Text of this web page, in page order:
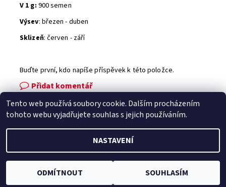
V 1 g: 900 semen
Výsev: březen - duben
Sklizeň: červen - září
Buďte první, kdo napíše příspěvek k této položce.
Přidat komentář
Facebook | Heureka.cz | Zboží.cz
2026 © Zahradní technika VOLEJNÍK, všechna práva vyhrazena
Tento web používá soubory cookie. Dalším procházením
tohoto webu vyjadřujete souhlas s jejich používáním.
NASTAVENÍ
ODMÍTNOUT SOUHLASÍM